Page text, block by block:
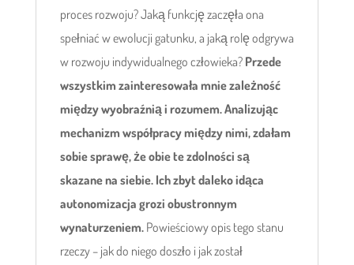
proces rozwoju? Jaką funkcję zaczęła ona
spełniać w ewolucji gatunku, a jaką rolę odgrywa
w rozwoju indywidualnego człowieka? Przede
wszystkim zainteresowała mnie zależność
między wyobraźnią i rozumem. Analizując
mechanizm współpracy między nimi, zdałam
sobie sprawę, że obie te zdolności są
skazane na siebie. Ich zbyt daleko idąca
autonomizacja grozi obustronnym
wynaturzeniem.Powieściowy opis tego stanu
rzeczy – jak do niego doszło i jak został